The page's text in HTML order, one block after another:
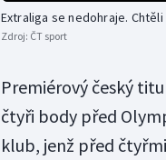
Extraliga se nedohraje.
Zdroj: ČT sport
Premiérový český
čtyři body před
klub, jenž před